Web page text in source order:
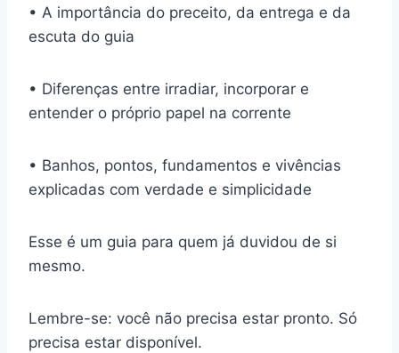
• A importância do preceito, da entrega e da
escuta do guia
• Diferenças entre irradiar, incorporar e
entender o próprio papel na corrente
• Banhos, pontos, fundamentos e vivências
explicadas com verdade e simplicidade
Esse é um guia para quem já duvidou de si
mesmo.
Lembre-se: você não precisa estar pronto. Só
precisa estar disponível.